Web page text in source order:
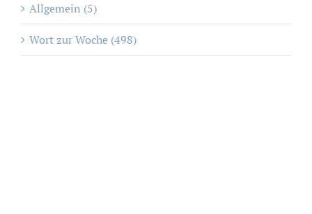
Allgemein (5)
Wort zur Woche (498)